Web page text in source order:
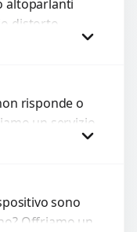
altoparlanti
distorto,
ricambi di
risponde o
un servizio
o
sono
Offriamo un